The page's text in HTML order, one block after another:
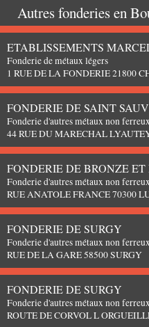
Autres fonderies en
ETABLISSEMENTS
Fonderie de métaux légers
1 RUE DE LA FONDERIE 21800
FONDERIE DE SAINT
Fonderie d'autres métaux non
44 RUE DU MARECHAL
FONDERIE DE BRONZE
Fonderie d'autres métaux non
RUE ANATOLE FRANCE 70300
FONDERIE DE SURGY
Fonderie d'autres métaux non
RUE DE LA GARE 58500 SURGY
FONDERIE DE SURGY
Fonderie d'autres métaux non
ROUTE DE CORVOL L